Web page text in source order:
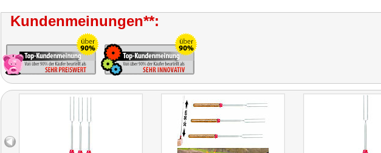
Kundenmeinungen**: